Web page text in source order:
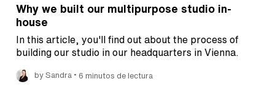
Why we built our multipurpose studio in-
house
In this article, you'll find out about the process of
building our studio in our headquarters in Vienna.
by Sandra • 6 minutos de lectura